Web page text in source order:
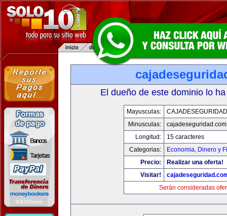
El dueño de este dominio lo
Mayusculas:
Minusculas:
cajadeseguridad.com
Longitud:
15 caracteres
Categorias:
Economia, Dinero y
Precio:
Realizar una oferta!
Visitar!
Serán consideradas